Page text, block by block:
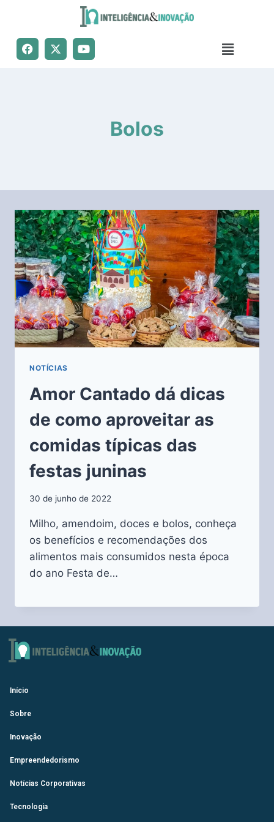
Bolos
NOTÍCIAS
Amor Cantado dá dicas
de como aproveitar as
comidas típicas das
festas juninas
30 de junho de 2022
Milho, amendoim, doces e bolos, conheça
os benefícios e recomendações dos
alimentos mais consumidos nesta época
do ano Festa de…
Início
Sobre
Inovação
Empreendedorismo
Notícias Corporativas
Tecnologia